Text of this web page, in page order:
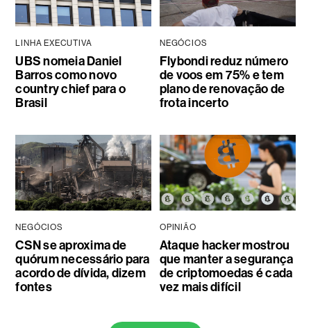
LINHA EXECUTIVA
UBS nomeia Daniel
Barros como novo
country chief para o
Brasil
NEGÓCIOS
Flybondi reduz número
de voos em 75% e tem
plano de renovação de
frota incerto
NEGÓCIOS
CSN se aproxima de
quórum necessário para
acordo de dívida, dizem
fontes
OPINIÃO
Ataque hacker mostrou
que manter a segurança
de criptomoedas é cada
vez mais difícil